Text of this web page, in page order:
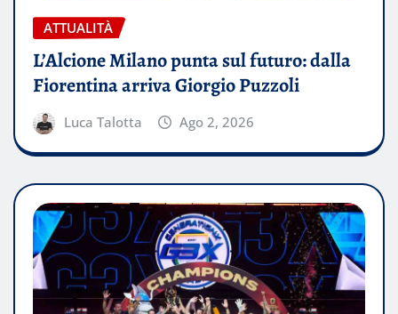
ATTUALITÀ
L’Alcione Milano punta sul futuro: dalla
Fiorentina arriva Giorgio Puzzoli
Luca Talotta Ago 2, 2026